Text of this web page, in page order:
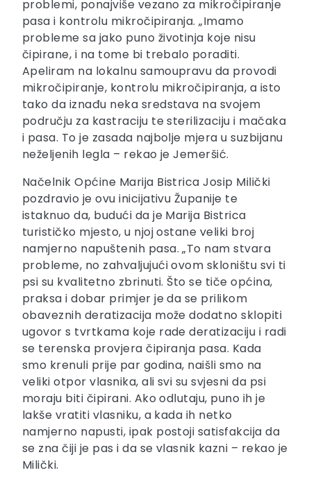
problemi, ponajviše vezano za mikročipiranje
pasa i kontrolu mikročipiranja. „Imamo
probleme sa jako puno životinja koje nisu
čipirane, i na tome bi trebalo poraditi.
Apeliram na lokalnu samoupravu da provodi
mikročipiranje, kontrolu mikročipiranja, a isto
tako da iznađu neka sredstava na svojem
području za kastraciju te sterilizaciju i mačaka
i pasa. To je zasada najbolje mjera u suzbijanu
neželjenih legla – rekao je Jemeršić.
Načelnik Općine Marija Bistrica Josip Milički
pozdravio je ovu inicijativu Županije te
istaknuo da, budući da je Marija Bistrica
turističko mjesto, u njoj ostane veliki broj
namjerno napuštenih pasa. „To nam stvara
probleme, no zahvaljujući ovom skloništu svi ti
psi su kvalitetno zbrinuti. Što se tiče općina,
praksa i dobar primjer je da se prilikom
obaveznih deratizacija može dodatno sklopiti
ugovor s tvrtkama koje rade deratizaciju i radi
se terenska provjera čipiranja pasa. Kada
smo krenuli prije par godina, naišli smo na
veliki otpor vlasnika, ali svi su svjesni da psi
moraju biti čipirani. Ako odlutaju, puno ih je
lakše vratiti vlasniku, a kada ih netko
namjerno napusti, ipak postoji satisfakcija da
se zna čiji je pas i da se vlasnik kazni – rekao je
Milički.